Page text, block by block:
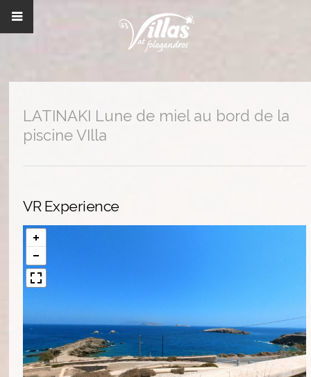
LATINAKI Lune de miel au bord de la
piscine VIlla
VR Experience